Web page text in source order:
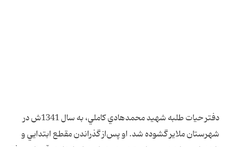
دفتر حيات طلبه شهيد محمدهادي کاملي، به سال 1341ش در
شهرستان ملاير گشوده شد. او پس‌از گذراندن مقطع ابتدايي و